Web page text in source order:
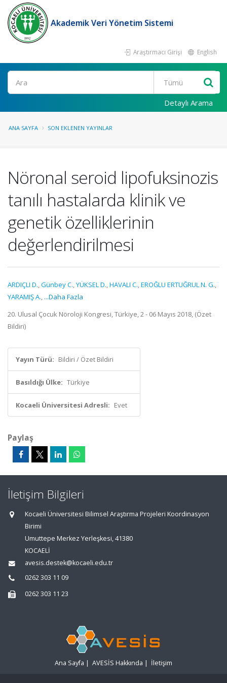
Akademik Veri Yönetim Sistemi
Araştırmacı Girişi English
Ara
Detaylı Arama
ANA SAYFA SON EKLENEN YAYINLAR
Nöronal seroid lipofuksinozis
tanılı hastalarda klinik ve
genetik özelliklerinin
değerlendirilmesi
ARDIÇLI D.,Günbey C.,YÜKSEL D.,HAVALI C.,EROĞLU ERTUĞRUL N. G.,
YARAMIŞ A., ...Daha Fazla
20. Ulusal Çocuk Nöroloji Kongresi, Türkiye, 2 - 06 Mayıs 2018, (Özet
Bildiri)
Yayın Türü: Bildiri / Özet Bildiri
Basıldığı Ülke: Türkiye
Kocaeli Üniversitesi Adresli: Evet
Paylaş
İletişim Bilgileri
Kocaeli Üniversitesi Bilimsel Araştırma Projeleri Koordinasyon
Birimi
Umuttepe Merkez Yerleşkesi, 41380
KOCAELİ
avesis.destek@kocaeli.edu.tr
0262 303 11 09
0262 303 11 23
Ana Sayfa | AVESİS Hakkında | İletişim